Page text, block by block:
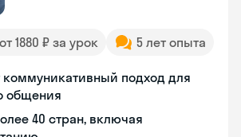
от 1880 ₽ за урок 5 лет опыта
коммуникативный подход для
общения
40 стран, включая